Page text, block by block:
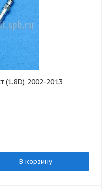
2002-2013
В корзину